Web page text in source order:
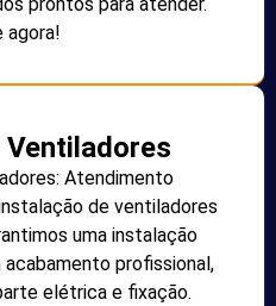
agora!
Atendimento
de ventiladores
uma instalação
profissional,
elétrica e fixação.